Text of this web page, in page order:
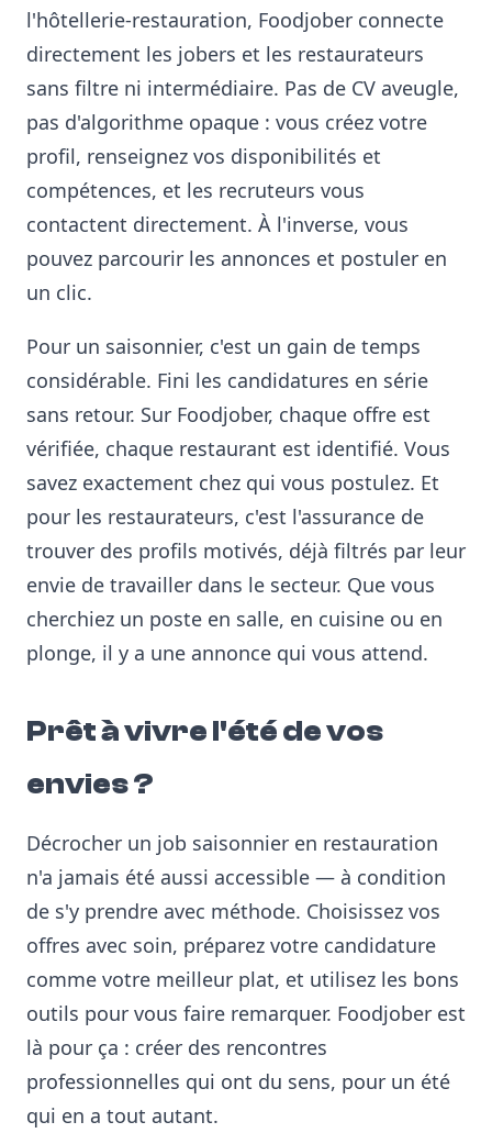
l'hôtellerie-restauration, Foodjober connecte
directement les jobers et les restaurateurs
sans filtre ni intermédiaire. Pas de CV aveugle,
pas d'algorithme opaque : vous créez votre
profil, renseignez vos disponibilités et
compétences, et les recruteurs vous
contactent directement. À l'inverse, vous
pouvez parcourir les annonces et postuler en
un clic.
Pour un saisonnier, c'est un gain de temps
considérable. Fini les candidatures en série
sans retour. Sur Foodjober, chaque offre est
vérifiée, chaque restaurant est identifié. Vous
savez exactement chez qui vous postulez. Et
pour les restaurateurs, c'est l'assurance de
trouver des profils motivés, déjà filtrés par leur
envie de travailler dans le secteur. Que vous
cherchiez un poste en salle, en cuisine ou en
plonge, il y a une annonce qui vous attend.
Prêt à vivre l'été de vos
envies ?
Décrocher un job saisonnier en restauration
n'a jamais été aussi accessible — à condition
de s'y prendre avec méthode. Choisissez vos
offres avec soin, préparez votre candidature
comme votre meilleur plat, et utilisez les bons
outils pour vous faire remarquer. Foodjober est
là pour ça : créer des rencontres
professionnelles qui ont du sens, pour un été
qui en a tout autant.